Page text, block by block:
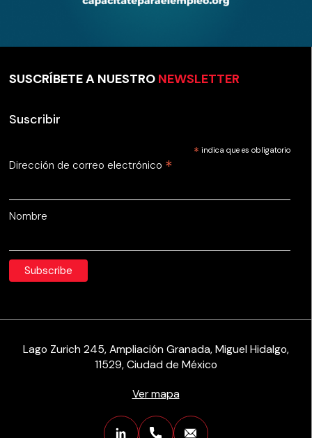
SUSCRÍBETE A NUESTRO NEWSLETTER
Suscribir
* indica que es obligatorio
Dirección de correo electrónico *
Nombre
Lago Zurich 245, Ampliación Granada, Miguel Hidalgo,
11529, Ciudad de México
Ver mapa